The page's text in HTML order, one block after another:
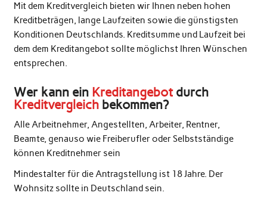
Mit dem Kreditvergleich bieten wir Ihnen neben hohen
Kreditbeträgen, lange Laufzeiten sowie die günstigsten
Konditionen Deutschlands. Kreditsumme und Laufzeit bei
dem dem Kreditangebot sollte möglichst Ihren Wünschen
entsprechen.
Wer kann ein Kreditangebotdurch
Kreditvergleichbekommen?
Alle Arbeitnehmer, Angestellten, Arbeiter, Rentner,
Beamte, genauso wie Freiberufler oder Selbstständige
können Kreditnehmer sein
Mindestalter für die Antragstellung ist 18 Jahre. Der
Wohnsitz sollte in Deutschland sein.